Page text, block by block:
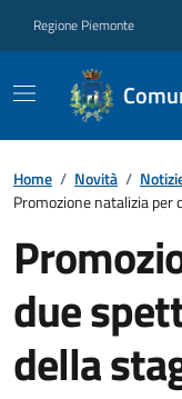
Regione Piemonte
Home / Novità /
Promozione natalizia per
due
della